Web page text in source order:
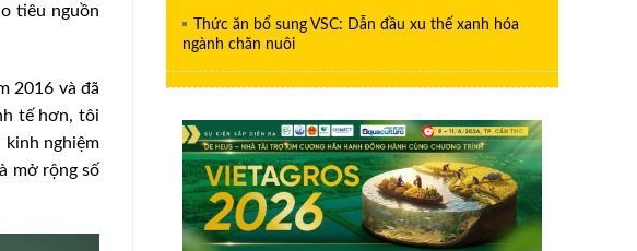
tiêu nguồn
2016 và đã
tế hơn, tôi
kinh nghiệm
mở rộng số
Thức ăn bổ sung VSC: Dẫn đầu xu thế xanh hóa
ngành chăn nuôi